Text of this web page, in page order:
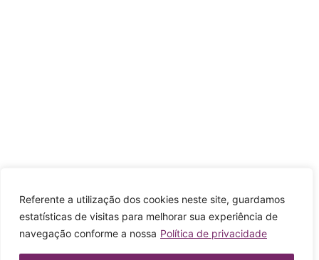
Referente a utilização dos cookies neste site, guardamos
estatísticas de visitas para melhorar sua experiência de
navegação conforme a nossa Política de privacidade